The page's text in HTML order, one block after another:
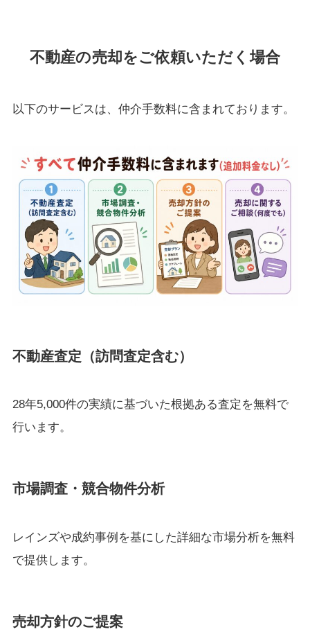
不動産の売却をご依頼いただく場合
以下のサービスは、仲介手数料に含まれております。
不動産査定（訪問査定含む）
28年5,000件の実績に基づいた根拠ある査定を無料で
行います。
市場調査・競合物件分析
レインズや成約事例を基にした詳細な市場分析を無料
で提供します。
売却方針のご提案